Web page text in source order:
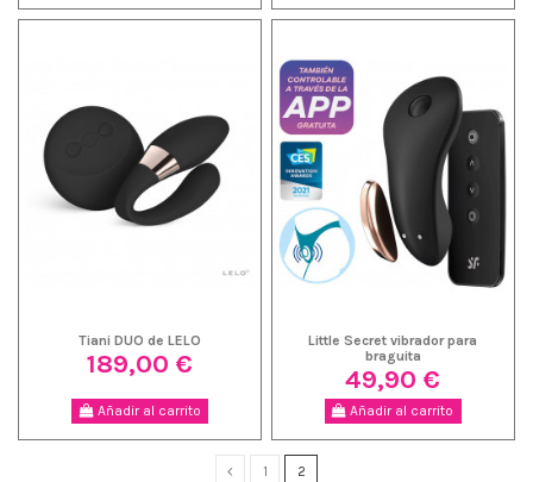
Tiani DUO de LELO
189,00 €
Añadir al carrito
Little Secret vibrador para
braguita
49,90 €
Añadir al carrito
1 2